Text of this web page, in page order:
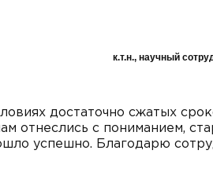
к.т.н., научный
достаточно сжатых
отнеслись с пониманием,
успешно. Благодарю